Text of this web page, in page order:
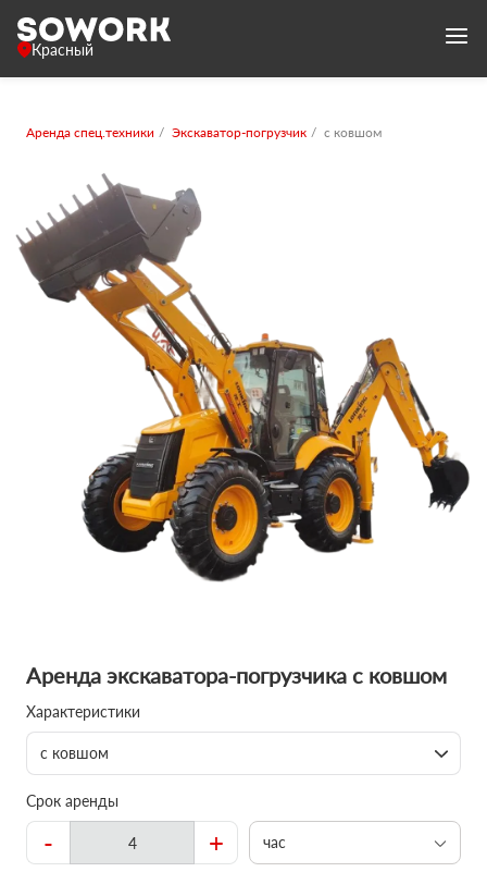
Красный
Аренда спец.техники Экскаватор-погрузчик с ковшом
Аренда экскаватора-погрузчика с ковшом
Характеристики
с ковшом
Срок аренды
- + час